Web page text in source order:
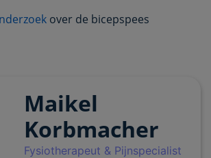
over de bicepspees
Maikel
Korbmacher
Fysiotherapeut & Pijnspecialist